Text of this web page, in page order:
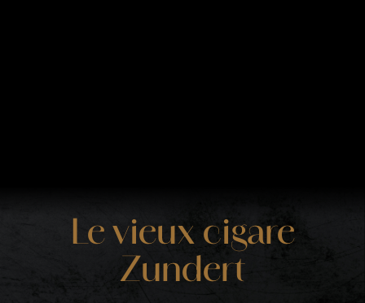
Le vieux cigare
Zundert